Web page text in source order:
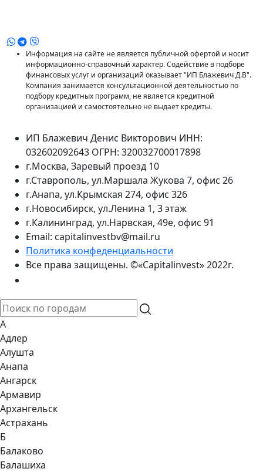
ИП Блажевич Денис Викторович ИНН:
032602092643 ОГРН: 320032700017898
г.Москва, Заревый проезд 10
г.Ставрополь, ул.Маршала Жукова 7, офис 26
г.Анапа, ул.Крымская 274, офис 326
г.Новосибирск, ул.Ленина 1, 3 этаж
г.Калининград, ул.Нарвская, 49е, офис 91
Email: capitalinvestbv@mail.ru
Политика конфеденциальности
Все права защищены. ©«Capitalinvest» 2022г.
Информация на сайте не является публичной офертой и носит
информационно-справочный характер. Содействие в подборе
финансовых услуг и организаций оказывает "ИП Блажевич Д.В".
Компания занимается консультационной деятельностью по
подбору кредитных программ, не является кредитной
организацией и самостоятельно не выдает кредиты.
А
Адлер
Алушта
Анапа
Ангарск
Армавир
Архангельск
Астрахань
Б
Балаково
Балашиха